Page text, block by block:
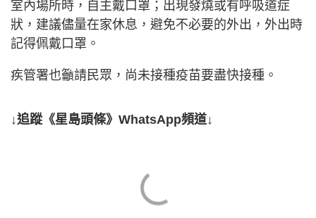
室內場所時，自主戴口罩；出現發燒或有呼吸道症
狀，建議儘量在家休息，避免不必要的外出，外出時
記得佩戴口罩。
疾管署也籲請民眾，尚未接種疫苗要盡快接種。
↓追蹤《星島頭條》WhatsApp頻道↓